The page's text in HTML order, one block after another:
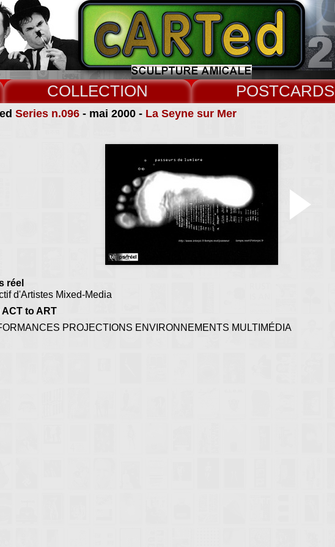
COLLECT CARDS
Series n.096- mai 2000 - La Seyne sur Mer
réel
d'Artistes Mixed-Media
ACT to ART
PROJECTIONS ENVIRONNEMENTS MULTIMÉDIA